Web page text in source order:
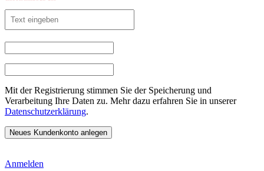
Mit der Registrierung stimmen Sie der Speicherung und
Verarbeitung Ihre Daten zu. Mehr dazu erfahren Sie in unserer
Datenschutzerklärung.
Anmelden